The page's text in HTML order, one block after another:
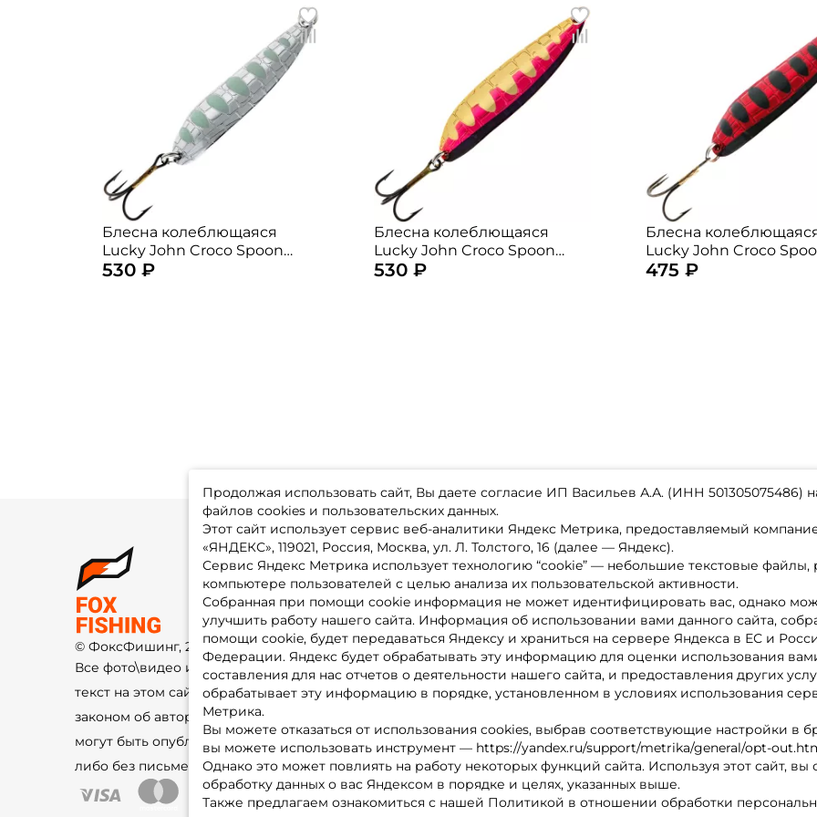
Блесна колеблющаяся
Lucky John Croco Spoon
5,9см. 14гр. 003
530 ₽
Блесна колеблющаяся
Lucky John Croco Spoon
5,9см. 14гр. 014
530 ₽
Блесна
Lucky John Croco
5,9см. 14гр. 016
475 ₽
Продолжая использовать сайт, Вы даете согласие ИП Васильев А.А. (ИНН 501305075486)
файлов cookies и пользовательских данных.
Этот сайт использует сервис веб-аналитики Яндекс Метрика, предоставляемый
«ЯНДЕКС», 119021, Россия, Москва, ул. Л. Толстого, 16 (далее — Яндекс).
Сервис Яндекс Метрика использует технологию “cookie” — небольшие текстовые
компьютере пользователей с целью анализа их пользовательской активности.
Собранная при помощи cookie информация не может идентифицировать вас, однако
улучшить работу нашего сайта. Информация об использовании вами данного сайта,
помощи cookie, будет передаваться Яндексу и храниться на сервере Яндекса в ЕС и
Федерации. Яндекс будет обрабатывать эту информацию для оценки использования
составления для нас отчетов о деятельности нашего сайта, и предоставления других
обрабатывает эту информацию в порядке, установленном в условиях использования
Метрика.
Вы можете отказаться от использования cookies, выбрав соответствующие настройки в
вы можете использовать инструмент — https://yandex.ru/support/metrika/general/opt-
Однако это может повлиять на работу некоторых функций сайта. Используя этот сайт, вы
обработку данных о вас Яндексом в порядке и целях, указанных выше.
Также предлагаем ознакомиться с нашей Политикой в отношении обработки
© ФоксФишинг, 2009-2026
Все фото\видео изображения и
текст на этом сайте защищены
законом об авторском праве и не
могут быть опубликованы ещё где-
либо без письменного разрешения.
О магазине
Доставка
Оплата
Fox-bonus
Гуру
Контакты
Политика обработки ПД
Каталог товаров
Акции
Новинки
Бренды
Партнерская программа